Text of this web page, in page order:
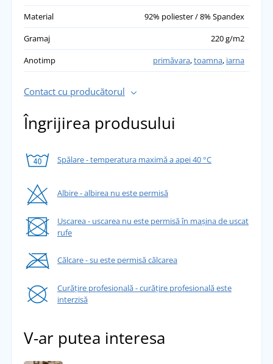
Material
92% poliester / 8% Spandex
Gramaj
220 g/m2
Anotimp
primăvara,toamna, iarna
Contact cu producătorul
Îngrijirea produsului
Spălare - temperatura maximă a apei 40 °C
Albire - albirea nu este permisă
Uscarea - uscarea nu este permisă în mașina de uscat
rufe
Călcare - su este permisă călcarea
Curățire profesională - curățire profesională este
interzisă
V-ar putea interesa